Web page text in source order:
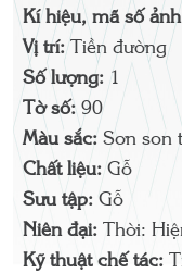
Kí hiệu, mã số
Vị trí: Tiền đường
Số lượng: 1
Tờ số:90
Màu sắc:Sơn son
Chất liệu:Gỗ
Sưu tập:Gỗ
Niên đại: Thời:
Kỹ thuật chế tác: